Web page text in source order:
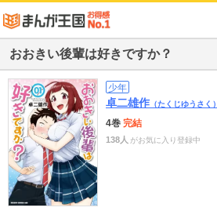
おおきい後輩は好きですか？
少年
卓二雄作 （たくじゆうさく）
4巻 完結
138人 がお気に入り登録中